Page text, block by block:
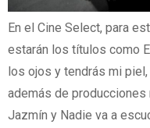
En el Cine Select, para
estarán los títulos como
los ojos y tendrás mi
además de
Jazmín y Nadie va a